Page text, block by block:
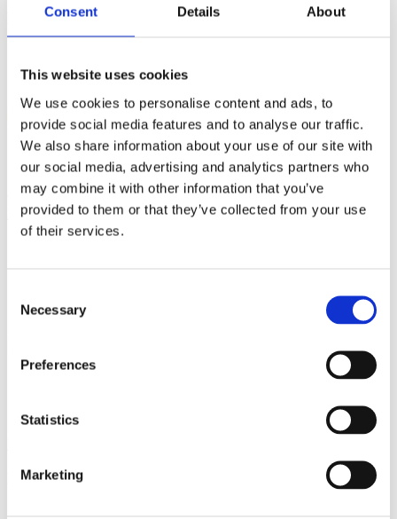
Consent Details About
This website uses cookies
We use cookies to personalise content and ads, to
provide social media features and to analyse our traffic.
We also share information about your use of our site with
our social media, advertising and analytics partners who
may combine it with other information that you’ve
provided to them or that they’ve collected from your use
of their services.
Selection
Necessary
Preferences
Statistics
Marketing
Kalk børn
90 tyggetabletter
Læs mere
180 tabletter
Kalk daglig + 10 µg D-vitamin